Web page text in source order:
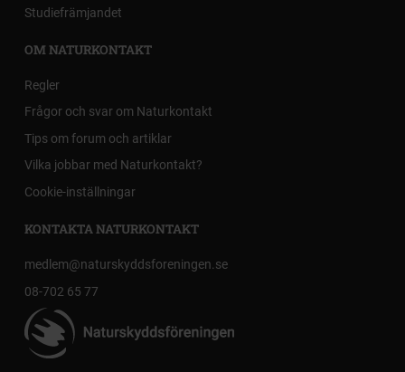
Studiefrämjandet
OM NATURKONTAKT
Regler
Frågor och svar om Naturkontakt
Tips om forum och artiklar
Vilka jobbar med Naturkontakt?
Cookie-inställningar
KONTAKTA NATURKONTAKT
medlem@naturskyddsforeningen.se
08-702 65 77